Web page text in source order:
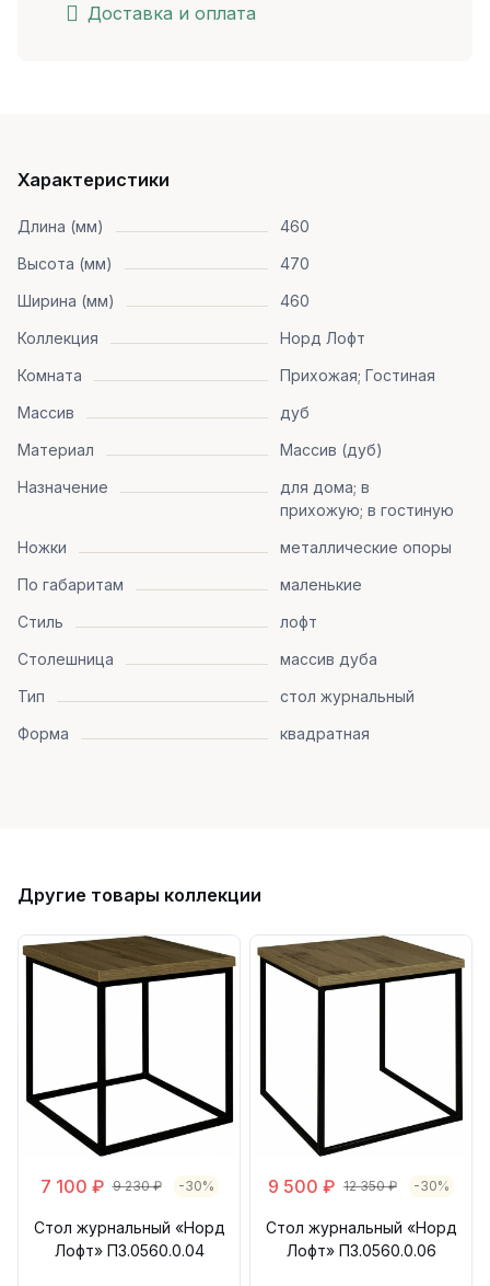
Доставка и оплата
Характеристики
Длина (мм)
460
Высота (мм)
470
Ширина (мм)
460
Коллекция
Норд Лофт
Комната
Прихожая; Гостиная
Массив
дуб
Материал
Массив (дуб)
Назначение
для дома; в
прихожую; в гостиную
Ножки
металлические опоры
По габаритам
маленькие
Стиль
лофт
Столешница
массив дуба
Тип
стол журнальный
Форма
квадратная
Другие товары коллекции
7 100 ₽ 9 230 ₽ -30%
Стол журнальный «Норд
Лофт» П3.0560.0.04
9 500 ₽ 12 350 ₽ -30%
Стол журнальный «Норд
Лофт» П3.0560.0.06